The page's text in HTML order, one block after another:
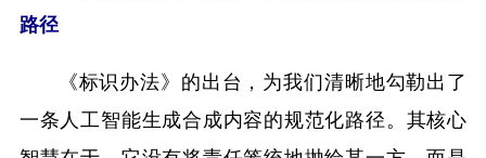
路径
《标识办法》的出台，为我们清晰地勾勒出了
一条人工智能生成合成内容的规范化路径。其核心